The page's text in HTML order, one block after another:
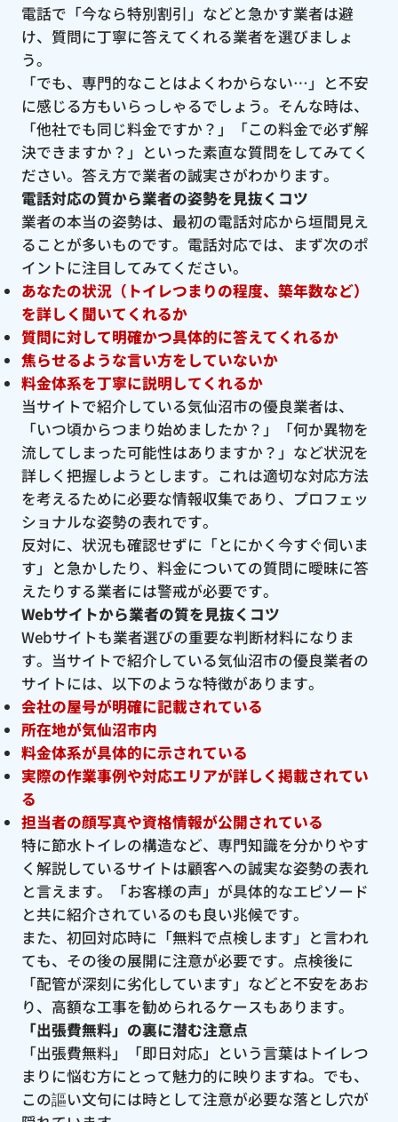
電話で「今なら特別割引」などと急かす業者は避
け、質問に丁寧に答えてくれる業者を選びましょ
う。
「でも、専門的なことはよくわからない…」と不安
に感じる方もいらっしゃるでしょう。そんな時は、
「他社でも同じ料金ですか？」「この料金で必ず解
決できますか？」といった素直な質問をしてみてく
ださい。答え方で業者の誠実さがわかります。
電話対応の質から業者の姿勢を見抜くコツ
業者の本当の姿勢は、最初の電話対応から垣間見え
ることが多いものです。電話対応では、まず次のポ
イントに注目してみてください。
あなたの状況（トイレつまりの程度、築年数など）
を詳しく聞いてくれるか
質問に対して明確かつ具体的に答えてくれるか
焦らせるような言い方をしていないか
料金体系を丁寧に説明してくれるか
当サイトで紹介している気仙沼市の優良業者は、
「いつ頃からつまり始めましたか？」「何か異物を
流してしまった可能性はありますか？」など状況を
詳しく把握しようとします。これは適切な対応方法
を考えるために必要な情報収集であり、プロフェッ
ショナルな姿勢の表れです。
反対に、状況も確認せずに「とにかく今すぐ伺いま
す」と急かしたり、料金についての質問に曖昧に答
えたりする業者には警戒が必要です。
Webサイトから業者の質を見抜くコツ
Webサイトも業者選びの重要な判断材料になりま
す。当サイトで紹介している気仙沼市の優良業者の
サイトには、以下のような特徴があります。
会社の屋号が明確に記載されている
所在地が気仙沼市内
料金体系が具体的に示されている
実際の作業事例や対応エリアが詳しく掲載されてい
る
担当者の顔写真や資格情報が公開されている
特に節水トイレの構造など、専門知識を分かりやす
く解説しているサイトは顧客への誠実な姿勢の表れ
と言えます。「お客様の声」が具体的なエピソード
と共に紹介されているのも良い兆候です。
また、初回対応時に「無料で点検します」と言われ
ても、その後の展開に注意が必要です。点検後に
「配管が深刻に劣化しています」などと不安をあお
り、高額な工事を勧められるケースもあります。
「出張費無料」の裏に潜む注意点
「出張費無料」「即日対応」という言葉はトイレつ
まりに悩む方にとって魅力的に映りますね。でも、
この謳い文句には時として注意が必要な落とし穴が